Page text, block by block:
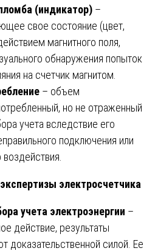
(индикатор) –
свое состояние (цвет,
магнитного поля,
обнаружения попыток
на счетчик магнитом.
– объем
но не отраженный
учета вследствие его
подключения или
электросчетчика
учета электроэнергии –
действие, результаты
доказательственной силой. Ее